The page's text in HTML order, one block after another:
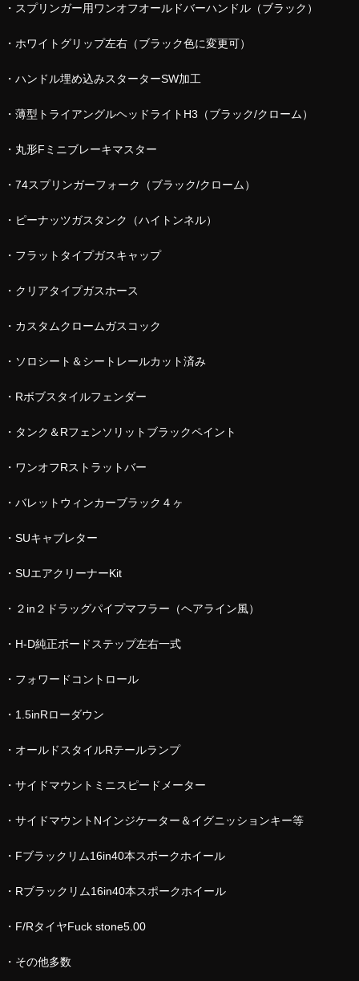
・スプリンガー用ワンオフオールドバーハンドル（ブラック）
・ホワイトグリップ左右（ブラック色に変更可）
・ハンドル埋め込みスターターSW加工
・薄型トライアングルヘッドライトH3（ブラック/クローム）
・丸形Fミニブレーキマスター
・74スプリンガーフォーク（ブラック/クローム）
・ピーナッツガスタンク（ハイトンネル）
・フラットタイプガスキャップ
・クリアタイプガスホース
・カスタムクロームガスコック
・ソロシート＆シートレールカット済み
・Rボブスタイルフェンダー
・タンク＆Rフェンソリットブラックペイント
・ワンオフRストラットバー
・バレットウィンカーブラック４ヶ
・SUキャブレター
・SUエアクリーナーKit
・２in２ドラッグパイプマフラー（ヘアライン風）
・H-D純正ボードステップ左右一式
・フォワードコントロール
・1.5inRローダウン
・オールドスタイルRテールランプ
・サイドマウントミニスピードメーター
・サイドマウントNインジケーター＆イグニッションキー等
・Fブラックリム16in40本スポークホイール
・Rブラックリム16in40本スポークホイール
・F/RタイヤFuck stone5.00
・その他多数